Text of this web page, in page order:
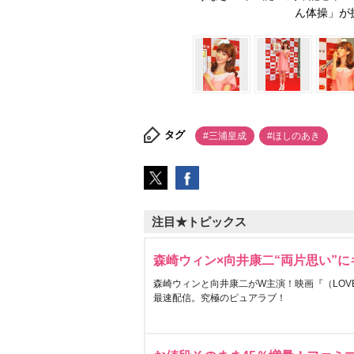
ん体操」
タグ #三浦皇成 #ほしのあき
注目★トピックス
森崎ウィン×向井康二“両片思い”
森崎ウィンと向井康二がW主演！映画『（
最速配信。究極のピュアラブ！